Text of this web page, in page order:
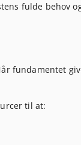
fulde behov
fundamentet
til at: